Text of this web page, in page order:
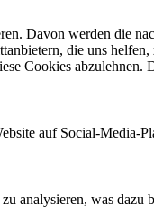
Davon werden die
die uns
Cookies
auf Social-Media-
was dazu